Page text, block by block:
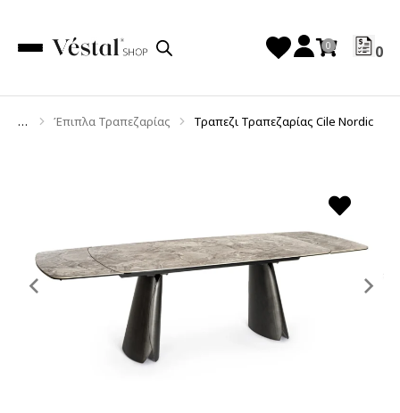
0
You are here:
Έπιπλα Τραπεζαρίας Τραπεζι Τραπεζαρίας Cile Nordic
Previous